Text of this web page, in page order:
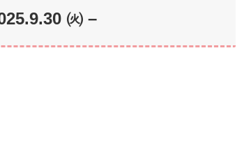
5.9.30 ㈫ –